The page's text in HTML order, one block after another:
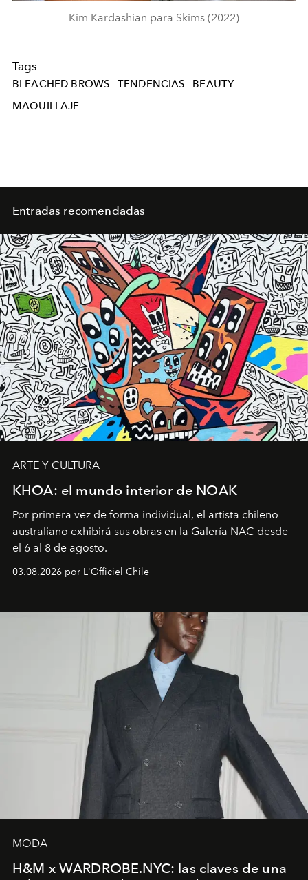
Kim Kardashian para Skims (2022)
Tags
BLEACHED BROWS TENDENCIAS
BEAUTY
MAQUILLAJE
Entradas recomendadas
ARTE Y CULTURA
KHOA: el mundo interior de NOAK
Por primera vez de forma individual, el artista chileno-
australiano exhibirá sus obras en la Galería NAC desde
el 6 al 8 de agosto.
03.08.2026 por L'Officiel Chile
MODA
H&M x WARDROBE.NYC: las claves de una